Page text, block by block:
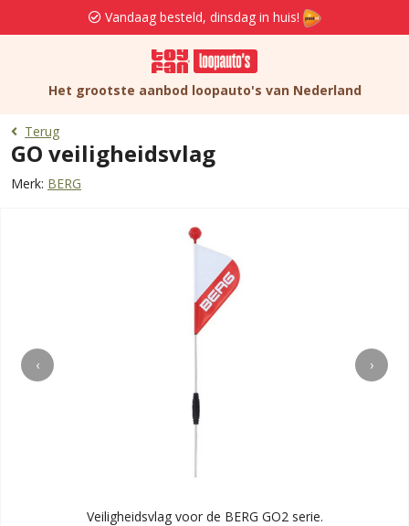
Vandaag besteld, dinsdag in huis!
Het grootste aanbod loopauto's van Nederland
Terug
GO veiligheidsvlag
Merk: BERG
‹ ›
Veiligheidsvlag voor de BERG GO2 serie.